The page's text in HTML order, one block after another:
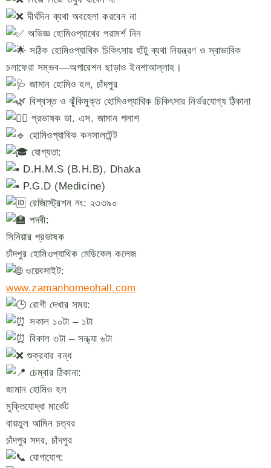
দীর্ঘদিন ব্যথা অবহেলা করবেন না
অভিজ্ঞ হোমিওপ্যাথের পরামর্শ নিন
সঠিক হোমিওপ্যাথিক চিকিৎসায় হাঁটু ব্যথা নিয়ন্ত্রণ ও স্বাভাবিক
চলাফেরা সম্ভব—অপারেশন ছাড়াও ইনশাআল্লাহ।
জামান হোমিও হল, চাঁদপুর
বিশ্বস্ত ও ঝুঁকিমুক্ত হোমিওপ্যাথিক চিকিৎসার নির্ভরযোগ্য ঠিকানা
প্রভাষক ডা. এস. জামান পলাশ
হোমিওপ্যাথিক কনসালটেন্ট
যোগ্যতা:
D.H.M.S (B.H.B), Dhaka
P.G.D (Medicine)
রেজিস্ট্রেশন নং: ২৩৩৯০
পদবী:
সিনিয়ার প্রভাষক
চাঁদপুর হোমিওপ্যাথিক মেডিকেল কলেজ
ওয়েবসাইট:
www.zamanhomeohall.com
রোগী দেখার সময়:
সকাল ১০টা – ১টা
বিকাল ৩টা – সন্ধ্যা ৬টা
শুক্রবার বন্ধ
চেম্বার ঠিকানা:
জামান হোমিও হল
মুক্তিযোদ্ধা মার্কেট
বায়তুল আমিন চত্বর
চাঁদপুর সদর, চাঁদপুর
যোগাযোগ: